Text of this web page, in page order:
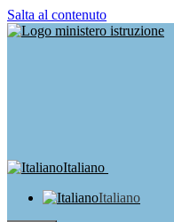
Salta al contenuto
Italiano
Italiano